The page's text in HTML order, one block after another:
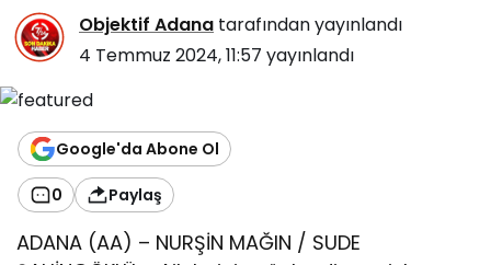
Objektif Adana tarafından yayınlandı
4 Temmuz 2024, 11:57 yayınlandı
Google'da Abone Ol
0 Paylaş
ADANA (AA) – NURŞİN MAĞIN / SUDE